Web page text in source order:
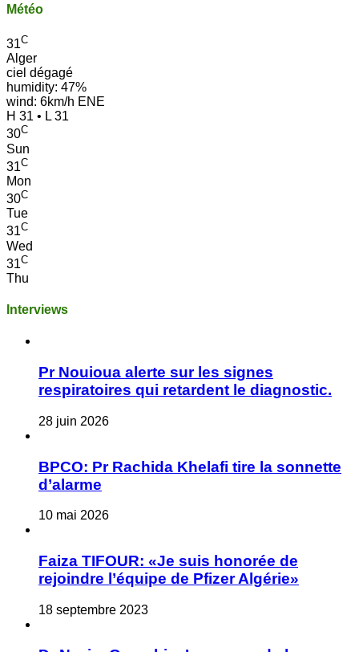
Météo
31C
Alger
ciel dégagé
humidity: 47%
wind: 6km/h ENE
H 31 • L 31
30C
Sun
31C
Mon
30C
Tue
31C
Wed
31C
Thu
Interviews
Pr Nouioua alerte sur les signes
respiratoires qui retardent le diagnostic.
28 juin 2026
BPCO: Pr Rachida Khelafi tire la sonnette
d’alarme
10 mai 2026
Faiza TIFOUR: «Je suis honorée de
rejoindre l’équipe de Pfizer Algérie»
18 septembre 2023